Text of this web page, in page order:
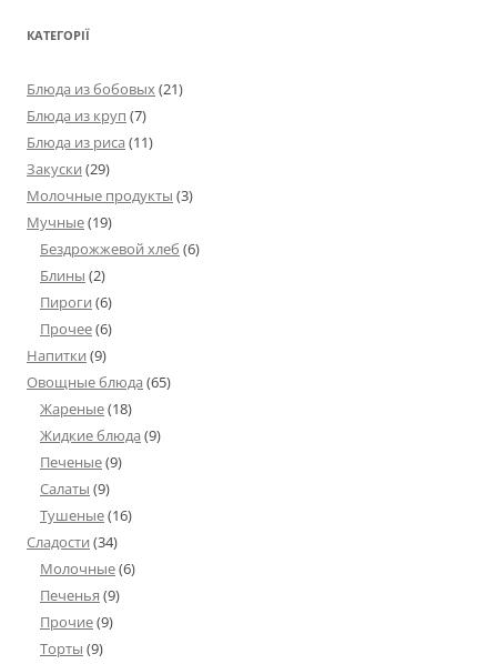
КАТЕГОРІЇ
Блюда из бобовых(21)
Блюда из круп (7)
Блюда из риса (11)
Закуски (29)
Молочные продукты (3)
Мучные(19)
Бездрожжевой хлеб (6)
Блины (2)
Пироги (6)
Прочее(6)
Напитки (9)
Овощные блюда (65)
Жареные(18)
Жидкие блюда (9)
Печеные(9)
Салаты (9)
Тушеные(16)
Сладости (34)
Молочные(6)
Печенья (9)
Прочие(9)
Торты (9)